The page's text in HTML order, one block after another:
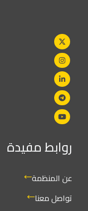
روابط مفيدة
عن المنظمة
تواصل معنا